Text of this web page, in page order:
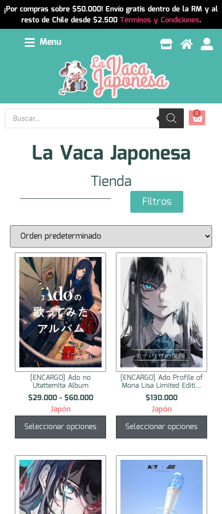
¡Por compras sobre $50.000! Envío gratis dentro de la RM y al
resto de Chile desde $2.500 Términos y Condiciones.
Menu
0
La Vaca Japonesa
Tienda
Filtros
[ENCARGO] Ado no
Utattemita Album
$29.000 - $60.000
Japón
Seleccionar opciones
[ENCARGO] Ado Profile of
Mona Lisa Limited Editi...
$130.000
Japón
Seleccionar opciones